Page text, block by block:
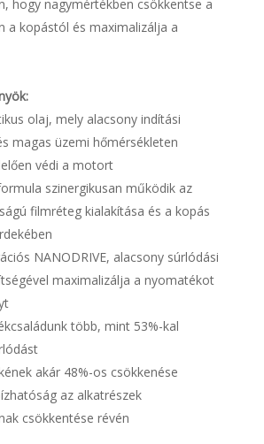
hogy nagymértékben csökkentse a
a kopástól és maximalizálja a
olaj, mely alacsony indítási
magas üzemi hőmérsékleten
védi a motort
szinergikusan működik az
filmréteg kialakítása és a kopás
NANODRIVE, alacsony súrlódási
maximalizálja a nyomatékot
több, mint 53%-kal
akár 48%-os csökkenése
az alkatrészek
csökkentése révén